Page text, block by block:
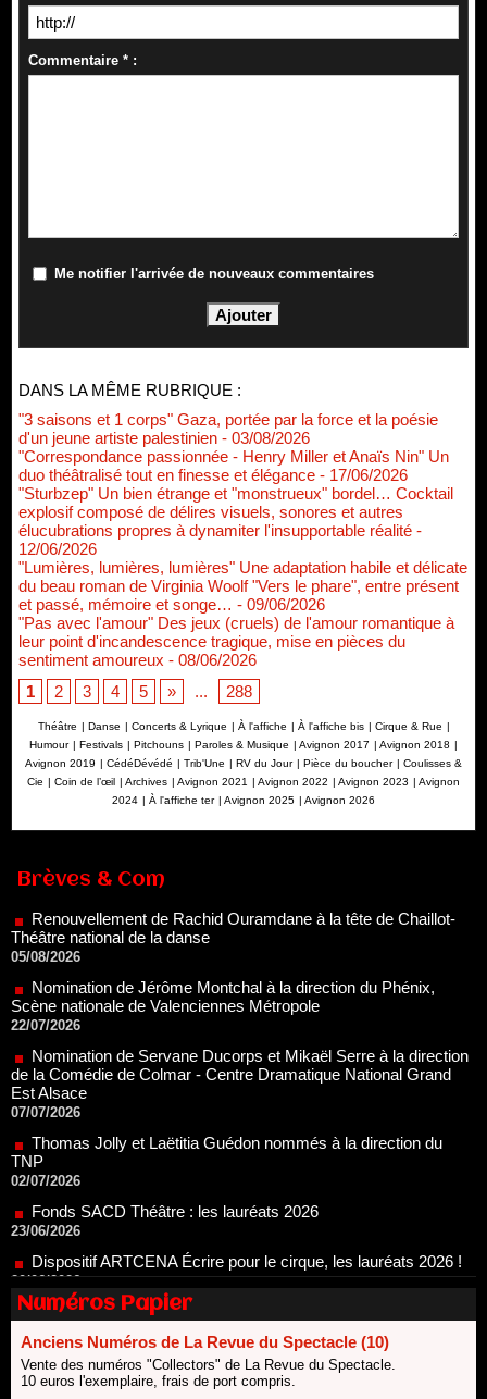
Commentaire * :
Me notifier l'arrivée de nouveaux commentaires
DANS LA MÊME RUBRIQUE :
"3 saisons et 1 corps" Gaza, portée par la force et la poésie
d'un jeune artiste palestinien - 03/08/2026
"Correspondance passionnée - Henry Miller et Anaïs Nin" Un
duo théâtralisé tout en finesse et élégance - 17/06/2026
"Sturbzep" Un bien étrange et "monstrueux" bordel… Cocktail
explosif composé de délires visuels, sonores et autres
élucubrations propres à dynamiter l'insupportable réalité -
12/06/2026
"Lumières, lumières, lumières" Une adaptation habile et délicate
du beau roman de Virginia Woolf "Vers le phare", entre présent
et passé, mémoire et songe… - 09/06/2026
"Pas avec l'amour" Des jeux (cruels) de l'amour romantique à
leur point d'incandescence tragique, mise en pièces du
sentiment amoureux - 08/06/2026
1
2 3 4 5 » ... 288
Théâtre | Danse | Concerts & Lyrique | À l'affiche | À l'affiche bis | Cirque & Rue |
Humour | Festivals | Pitchouns | Paroles & Musique | Avignon 2017 | Avignon 2018 |
Avignon 2019 | CédéDévédé | Trib'Une | RV du Jour | Pièce du boucher | Coulisses &
Cie | Coin de l’œil | Archives | Avignon 2021 | Avignon 2022 | Avignon 2023 | Avignon
2024 | À l'affiche ter | Avignon 2025 | Avignon 2026
Brèves & Com
Renouvellement de Rachid Ouramdane à la tête de Chaillot-
05/08/2026
Scène nationale de Valenciennes Métropole
22/07/2026
Nomination de Servane Ducorps et Mikaël Serre à la direction
de la Comédie de Colmar - Centre Dramatique National Grand
Est Alsace
07/07/2026
Thomas Jolly et Laëtitia Guédon nommés à la direction du
TNP
02/07/2026
Fonds SACD Théâtre : les lauréats 2026
23/06/2026
Dispositif ARTCENA Écrire pour le cirque, les lauréats 2026 !
Le palmarès des prix SACD 2026
Les 10 lauréats du Fonds Grandes Formes Théâtre 2026
SACD
13/06/2026
Nomination de Nathalie Garraud et Olivier Saccomano à la
direction du Théâtre de Gennevilliers - CDN
13/06/2026
Numéros Papier
Anciens Numéros de La Revue du Spectacle (10)
Vente des numéros "Collectors" de La Revue du Spectacle.
10 euros l'exemplaire, frais de port compris.